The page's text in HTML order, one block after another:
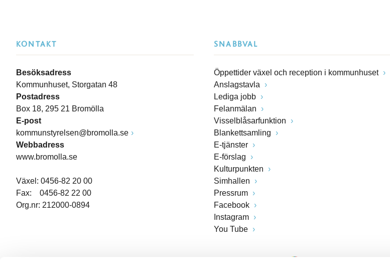
KONTAKT
Besöksadress
Kommunhuset, Storgatan 48
Postadress
Box 18, 295 21 Bromölla
E-post
kommunstyrelsen@bromolla.se
Webbadress
www.bromolla.se
Växel: 0456-82 20 00
Fax: 0456-82 22 00
Org.nr: 212000-0894
SNABBVAL
Öppettider växel och reception i kommunhuset
Anslagstavla
Lediga jobb
Felanmälan
Visselblåsarfunktion
Blankettsamling
E-tjänster
E-förslag
Kulturpunkten
Simhallen
Pressrum
Facebook
Instagram
You Tube